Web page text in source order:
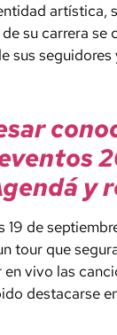
artística,
su carrera
sus
de
tour que
vivo las
destacarse